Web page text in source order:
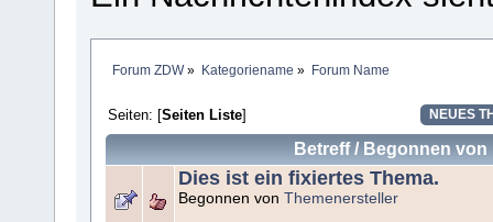
Forum ZDW» Kategoriename » Forum Name
Seiten: [Seiten Liste] NEUES
Betreff/ Begonnen von
Dies ist ein fixiertes Thema.
Begonnen von Themenersteller